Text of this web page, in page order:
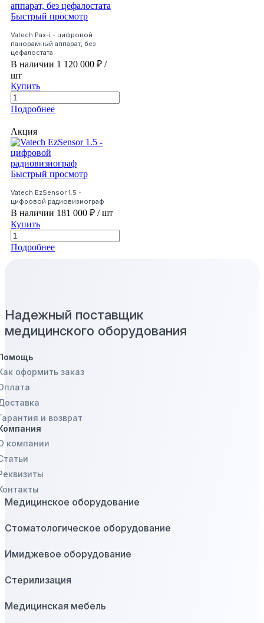
Быстрый просмотр
Vatech Pax-i - цифровой
панорамный аппарат, без
цефалостата
В наличии 1 120 000 ₽ /
шт
Купить
Подробнее
Акция
Быстрый просмотр
Vatech EzSensor 1.5 -
цифровой радиовизиограф
В наличии 181 000 ₽ / шт
Купить
Подробнее
Надежный поставщик
медицинского оборудования
оформить заказ
и возврат
компании
Медицинское оборудование
Стоматологическое оборудование
Имиджевое оборудование
Стерилизация
Медицинская мебель